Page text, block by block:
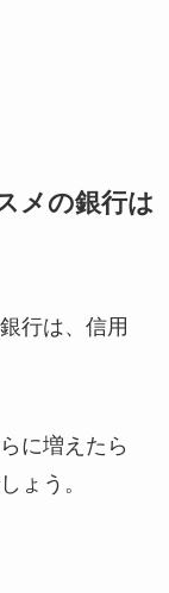
メの銀行は
行は、信用
に増えたら
ょう。